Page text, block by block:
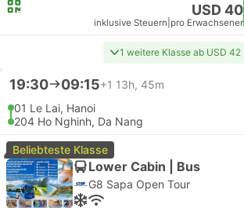
USD 40
inklusive Steuern pro Erwachsener
1 weitere Klasse ab USD 42
19:30 09:15+1 13h, 45m
01 Le Lai, Hanoi
204 Ho Nghinh, Da Nang
Beliebteste Klasse
Lower Cabin | Bus
G8 Sapa Open Tour